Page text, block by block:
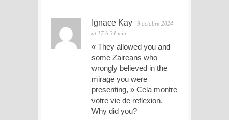
Ignace Kay
9 octobre 2024
at 17 h 34 min
« They allowed you and
some Zaireans who
wrongly believed in the
mirage you were
presenting, » Cela montre
votre vie de reflexion.
Why did you?